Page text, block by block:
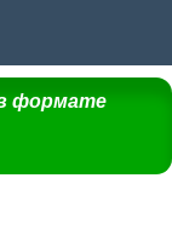
формате